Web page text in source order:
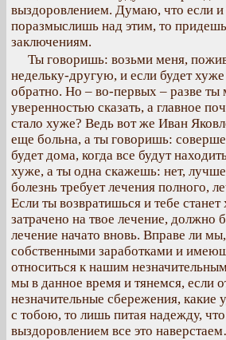
выздоровлением. Думаю, что если и
поразмыслишь над этим, то
заключениям.
Ты говоришь: возьми меня,
недельку-другую, и если будет
обратно. Но – во-первых – разве
уверенностью сказать, а главное
стало хуже? Ведь вот же Иван
еще больна, а ты говоришь:
будет дома, когда все будут
хуже, а ты одна скажешь: нет,
болезнь требует лечения полного,
Если ты возвратишься и тебе станет
затрачено на твое лечение,
лечение начато вновь. Вправе ли
собственными заработками и
относиться к нашим
мы в данное время и тянемся, если
незначительные сбережения, какие
с тобою, то лишь питая надежду,
выздоровлением все это